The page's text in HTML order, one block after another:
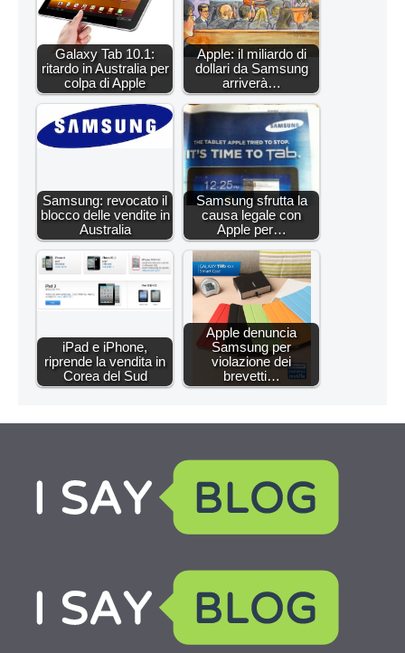
Galaxy Tab 10.1:
ritardo in Australia per
colpa di Apple
Apple: il miliardo di
dollari da Samsung
arriverà…
Samsung: revocato il
blocco delle vendite in
Australia
Samsung sfrutta la
causa legale con
Apple per…
iPad e iPhone,
riprende la vendita in
Corea del Sud
Apple denuncia
Samsung per
violazione dei
brevetti…